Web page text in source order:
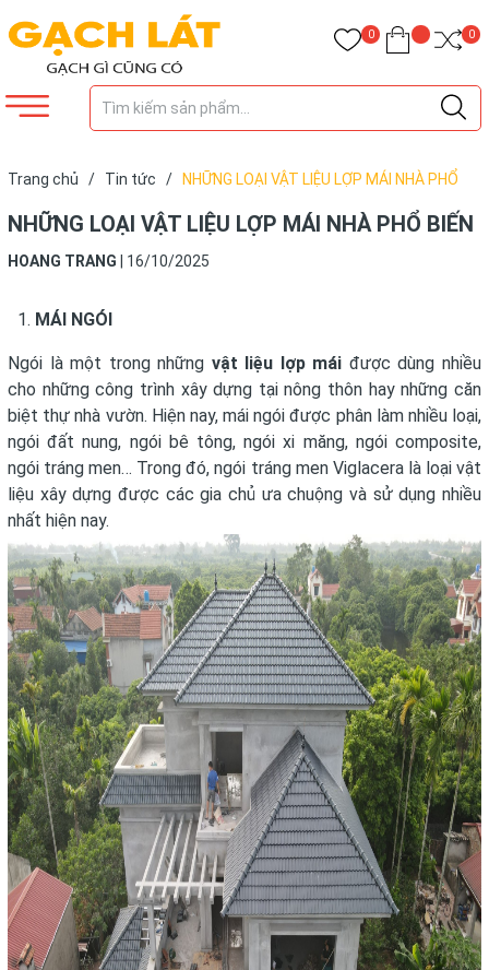
0 0
Trang chủ / Tin tức /
NHỮNG LOẠI VẬT LIỆU LỢP MÁI NHÀ PHỔ
NHỮNG LOẠI VẬT LIỆU LỢP MÁI NHÀ PHỔ BIẾN
HOANG TRANG 16/10/2025
MÁI NGÓI
Ngói là một trong những vật liệu lợp mái được dùng nhiều
cho những công trình xây dựng tại nông thôn hay những căn
biệt thự nhà vườn. Hiện nay, mái ngói được phân làm nhiều loại,
ngói đất nung, ngói bê tông, ngói xi măng, ngói composite,
ngói tráng men… Trong đó, ngói tráng men Viglacera là loại vật
liệu xây dựng được các gia chủ ưa chuộng và sử dụng nhiều
nhất hiện nay.